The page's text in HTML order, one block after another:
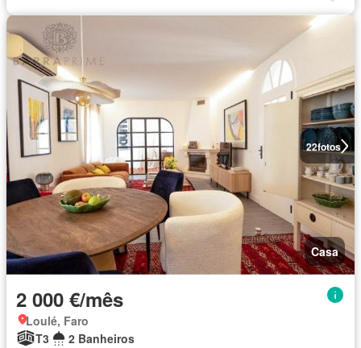
22fotos
Casa
2 000 €/mês
Loulé, Faro
T3
2 Banheiros